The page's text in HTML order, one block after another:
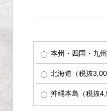
本州・四国・九州
北海道（税抜
沖縄本島（税抜